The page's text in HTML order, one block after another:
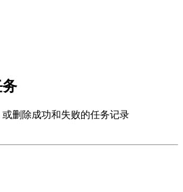
删除成功和失败的任务记录